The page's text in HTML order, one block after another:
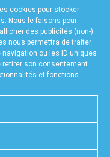
cookies pour stocker
Nous le faisons pour
des publicités (non-)
nous permettra de traiter
ou les ID uniques
retirer son consentement
et fonctions.